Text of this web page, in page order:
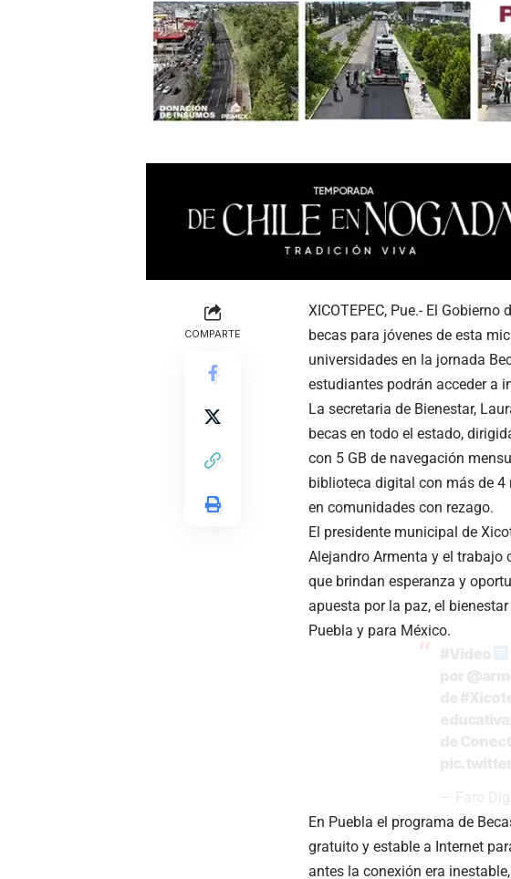
COMPARTE
XICOTEPEC, Pue.- El
becas para jóvenes de esta
universidades en la jornada
estudiantes podrán acceder a
La secretaria de Bienestar,
becas en todo el estado,
con 5 GB de navegación
biblioteca digital con más de
en comunidades con rezago.
El presidente municipal de
Alejandro Armenta y el
que brindan esperanza y
apuesta por la paz, el
Puebla y para México.
En Puebla el programa de
gratuito y estable a Internet
antes la conexión era